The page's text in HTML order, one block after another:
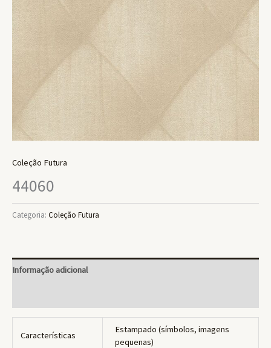
Coleção Futura
44060
Categoria: Coleção Futura
Informação adicional
Características
Estampado (símbolos, imagens
pequenas)